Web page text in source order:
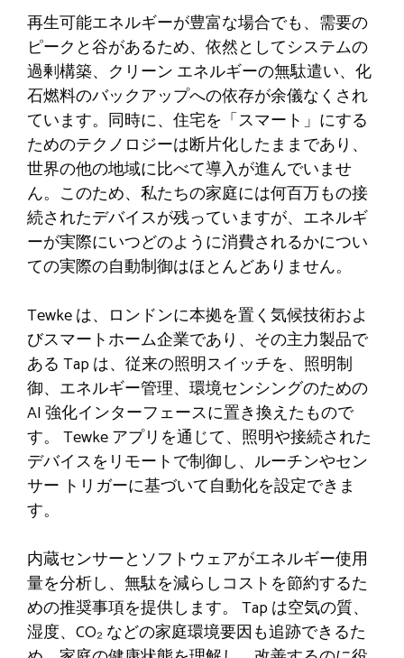
再生可能エネルギーが豊富な場合でも、需要の
ピークと谷があるため、依然としてシステムの
過剰構築、クリーン エネルギーの無駄遣い、化
石燃料のバックアップへの依存が余儀なくされ
ています。同時に、住宅を「スマート」にする
ためのテクノロジーは断片化したままであり、
世界の他の地域に比べて導入が進んでいませ
ん。このため、私たちの家庭には何百万もの接
続されたデバイスが残っていますが、エネルギ
ーが実際にいつどのように消費されるかについ
ての実際の自動制御はほとんどありません。
Tewke は、ロンドンに本拠を置く気候技術およ
びスマートホーム企業であり、その主力製品で
ある Tap は、従来の照明スイッチを、照明制
御、エネルギー管理、環境センシングのための
AI 強化インターフェースに置き換えたもので
す。 Tewke アプリを通じて、照明や接続された
デバイスをリモートで制御し、ルーチンやセン
サー トリガーに基づいて自動化を設定できま
す。
内蔵センサーとソフトウェアがエネルギー使用
量を分析し、無駄を減らしコストを節約するた
めの推奨事項を提供します。 Tap は空気の質、
湿度、CO₂ などの家庭環境要因も追跡できるた